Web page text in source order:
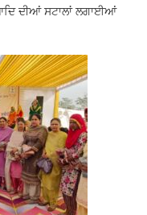
ਦੀਆਂ ਸਟਾਲਾਂ ਲਗਾਈਆਂ